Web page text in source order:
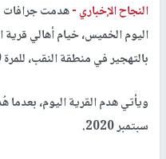
النجاح الإخباري -هدمت جرافات
اليوم الخميس، خيام أهالي قرية
بالتهجير في منطقة النقب، للمرة 179 على التوالي.
سبتمبر 2020.